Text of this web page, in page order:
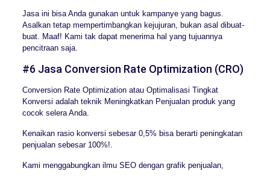
Jasa ini bisa Anda gunakan untuk kampanye yang bagus.
Asalkan tetap mempertimbangkan kejujuran, bukan asal dibuat-
buat. Maaf! Kami tak dapat menerima hal yang tujuannya
pencitraan saja.
#6 Jasa Conversion Rate Optimization (CRO)
Conversion Rate Optimization atau Optimalisasi Tingkat
Konversi adalah teknik Meningkatkan Penjualan produk yang
cocok selera Anda.
Kenaikan rasio konversi sebesar 0,5% bisa berarti peningkatan
penjualan sebesar 100%!.
Kami menggabungkan ilmu SEO dengan grafik penjualan,